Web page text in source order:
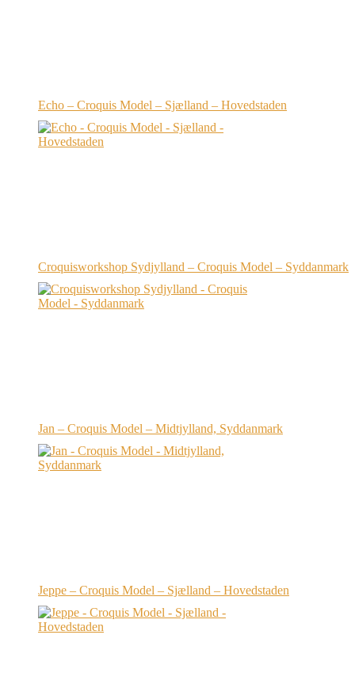
Echo – Croquis Model – Sjælland – Hovedstaden
Croquisworkshop Sydjylland – Croquis Model – Syddanmark
Jan – Croquis Model – Midtjylland, Syddanmark
Jeppe – Croquis Model – Sjælland – Hovedstaden